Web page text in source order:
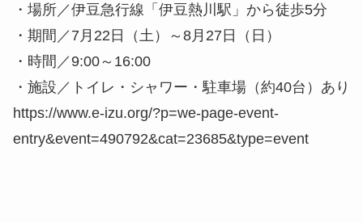
・場所／伊豆急行線「伊豆熱川駅」から徒歩5分
・期間／7月22日（土）～8月27日（日）
・時間／9:00～16:00
・施設／トイレ・シャワー・駐車場（約40台）あり
https://www.e-izu.org/?p=we-page-event-
entry&event=490792&cat=23685&type=event